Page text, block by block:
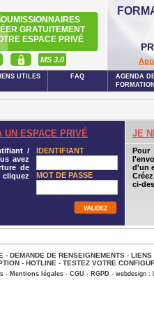
MS 3.0
GRATUITEMENT
ESPACE PRIVÉ
UTILES FAQ
AGENDA
UN ESPACE PRIVÉ
/
avez
de
IDENTIFIANT
MOT DE PASSE
JE
Pour
d'un
ci-
- DEMANDE DE RENSEIGNEMENTS- LIENS
- HOTLINE - TESTEZ VOTRE
- Mentions légales- CGU - RGPD - webdesign :